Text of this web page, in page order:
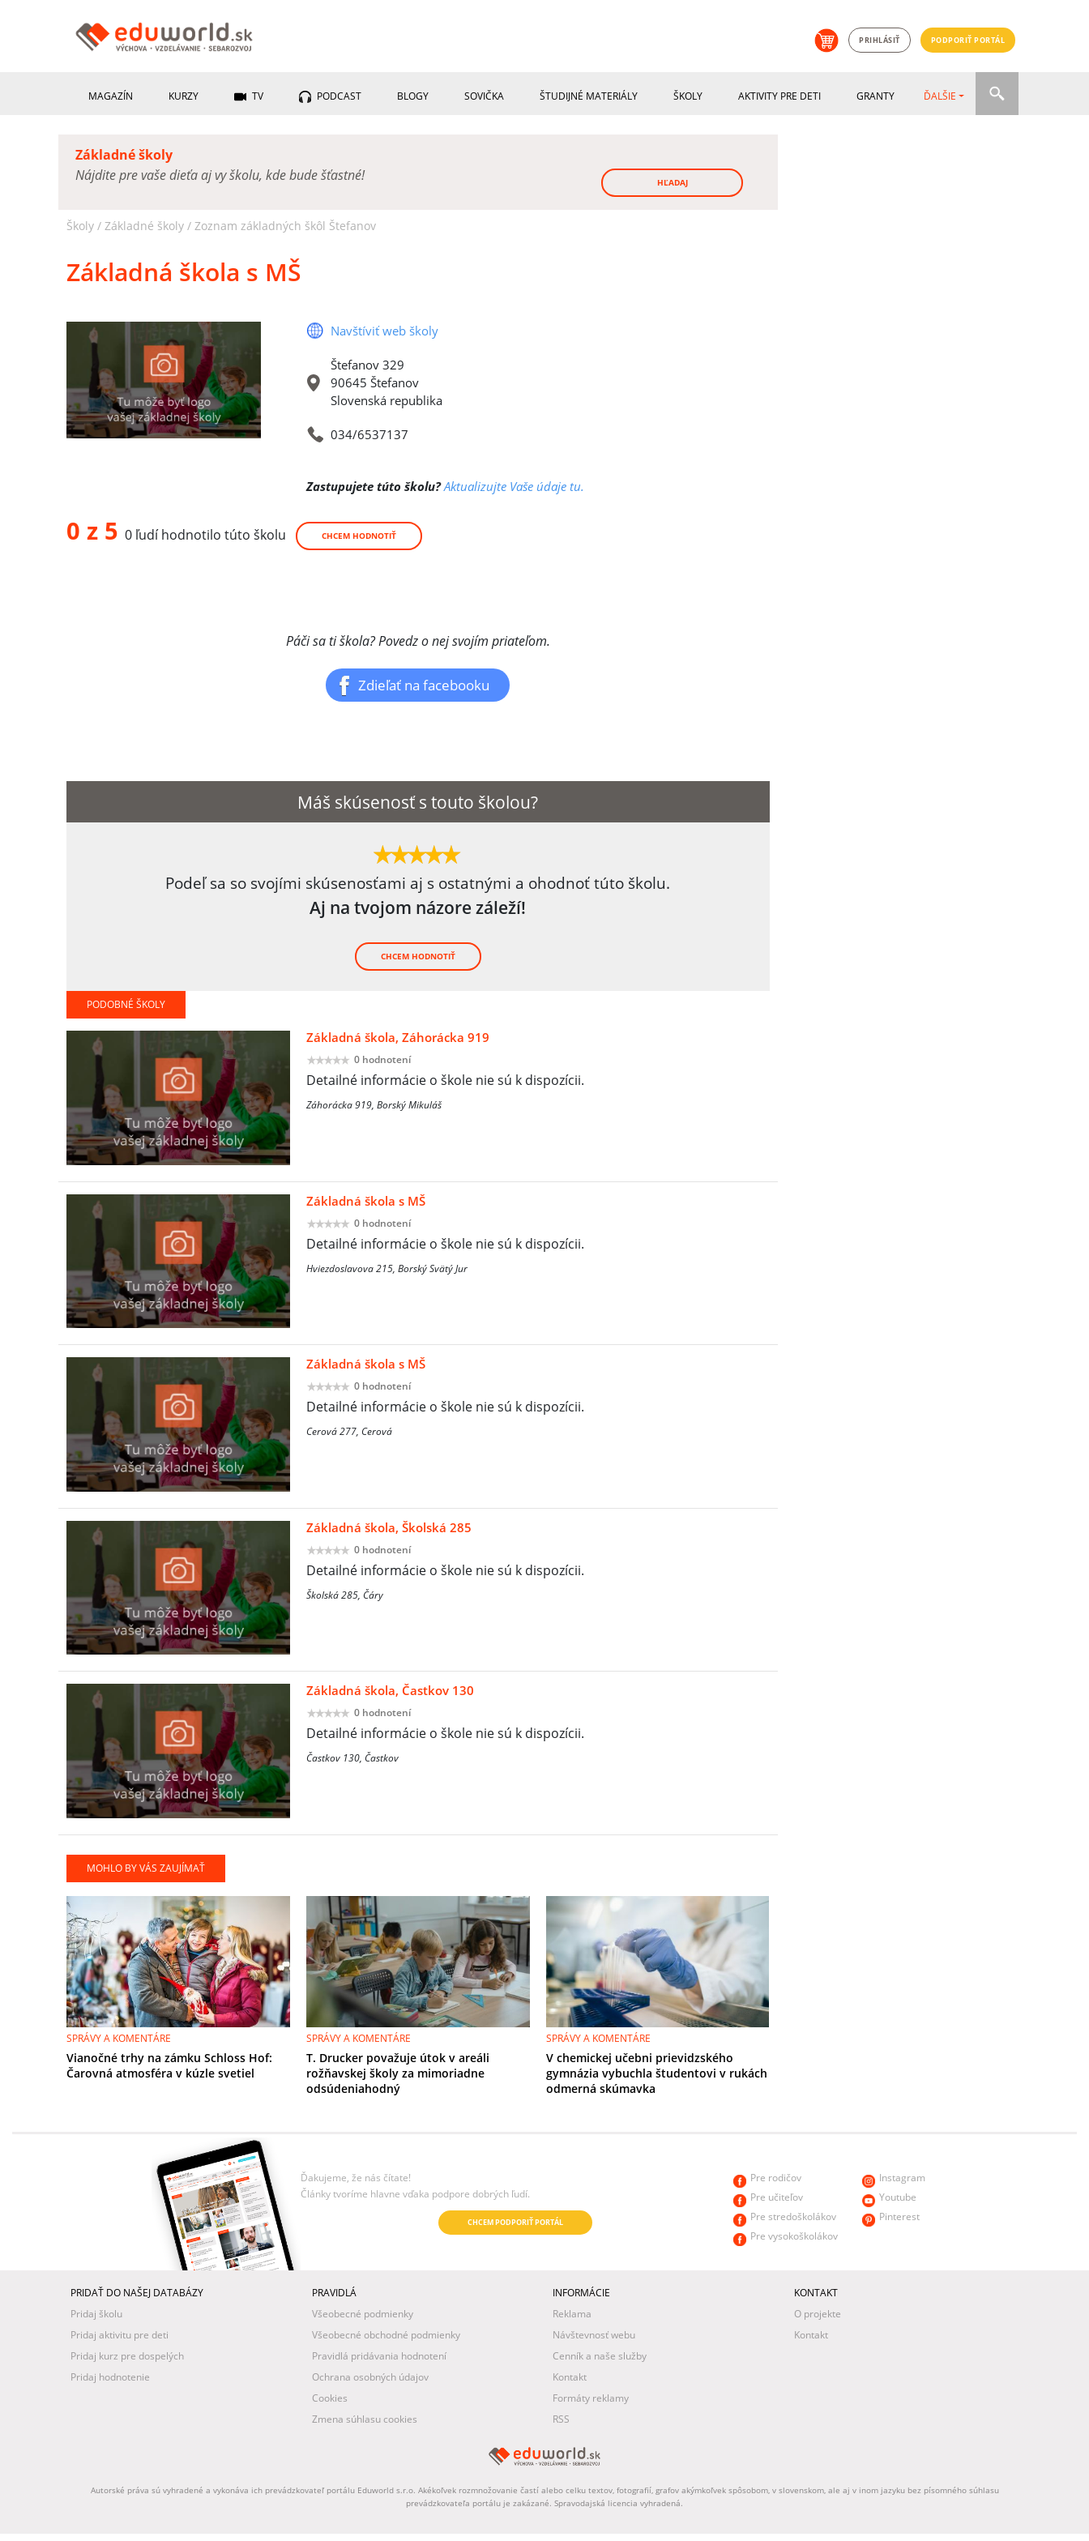
PRIHLÁSIŤ PODPORIŤ PORTÁL
MAGAZÍN KURZY TV PODCAST BLOGY SOVIČKA ŠTUDIJNÉ MATERIÁLY ŠKOLY AKTIVITY PRE DETI GRANTY ĎALŠIE
Základné školy
Nájdite pre vaše dieťa aj vy školu, kde bude šťastné!
HĽADAJ
Školy / Základné školy / Zoznam základných škôl Štefanov
Základná škola s MŠ
Navštíviť web školy
Štefanov 329
90645 Štefanov
Slovenská republika
034/6537137
Zastupujete túto školu? Aktualizujte Vaše údaje tu.
0 z 5 0 ľudí hodnotilo túto školu CHCEM HODNOTIŤ
Páči sa ti škola? Povedz o nej svojím priateľom.
Zdieľať na facebooku
Máš skúsenosť s touto školou?
Podeľ sa so svojími skúsenosťami aj s ostatnými a ohodnoť túto školu.
Aj na tvojom názore záleží!
CHCEM HODNOTIŤ
PODOBNÉ ŠKOLY
Základná škola, Záhorácka 919
0 hodnotení
Detailné informácie o škole nie sú k dispozícii.
Záhorácka 919, Borský Mikuláš
Základná škola s MŠ
0 hodnotení
Detailné informácie o škole nie sú k dispozícii.
Hviezdoslavova 215, Borský Svätý Jur
Základná škola s MŠ
0 hodnotení
Detailné informácie o škole nie sú k dispozícii.
Cerová 277, Cerová
Základná škola, Školská 285
0 hodnotení
Detailné informácie o škole nie sú k dispozícii.
Školská 285, Čáry
Základná škola, Častkov 130
0 hodnotení
Detailné informácie o škole nie sú k dispozícii.
Častkov 130, Častkov
MOHLO BY VÁS ZAUJÍMAŤ
SPRÁVY A KOMENTÁRE
Vianočné trhy na zámku Schloss Hof:
Čarovná atmosféra v kúzle svetiel
SPRÁVY A KOMENTÁRE
T. Drucker považuje útok v areáli
rožňavskej školy za mimoriadne
odsúdeniahodný
SPRÁVY A KOMENTÁRE
V chemickej učebni prievidzského
gymnázia vybuchla študentovi v rukách
odmerná skúmavka
Ďakujeme, že nás čítate!
Články tvoríme hlavne vďaka podpore dobrých ľudí.
CHCEM PODPORIŤ PORTÁL
Pre rodičov
Pre učiteľov
Pre stredoškolákov
Pre vysokoškolákov
Instagram
Youtube
Pinterest
PRIDAŤ DO NAŠEJ DATABÁZY
Pridaj školu
Pridaj aktivitu pre deti
Pridaj kurz pre dospelých
Pridaj hodnotenie
PRAVIDLÁ
Všeobecné podmienky
Všeobecné obchodné podmienky
Pravidlá pridávania hodnotení
Ochrana osobných údajov
Cookies
Zmena súhlasu cookies
INFORMÁCIE
Reklama
Návštevnosť webu
Cenník a naše služby
Kontakt
Formáty reklamy
RSS
KONTAKT
O projekte
Kontakt
Autorské práva sú vyhradené a vykonáva ich prevádzkovateľ portálu Eduworld s.r.o. Akékoľvek rozmnožovanie častí alebo celku textov, fotografií, grafov akýmkoľvek spôsobom, v slovenskom, ale aj v inom jazyku bez písomného súhlasu
prevádzkovateľa portálu je zakázané. Spravodajská licencia vyhradená.